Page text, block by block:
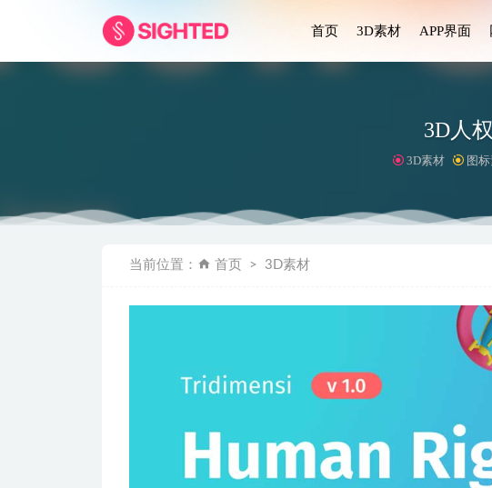
首页 3D素材 APP界面
3D人
3D素材 图
当前位置： 首页 3D素材
E-State房地产app ui设
Microsoft Teams saas服
明暗主题旅行app ui设